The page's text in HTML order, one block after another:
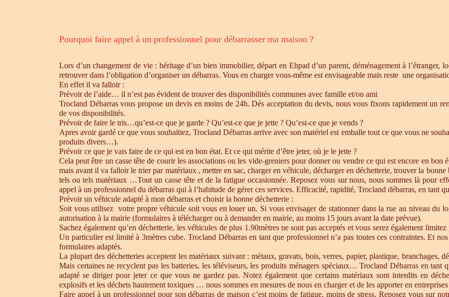
Pourquoi faire appel à un professionnel pour débarrasser ma maison ?
Lors d’un changement de vie : héritage d’un bien immobilier, départ en Ehpad d’un parent, déménagement à
retrouver dans l’obligation d’organiser un débarras. Vous en charger vous-même est envisageable mais reste une
En effet il va falloir :
Prévoir de l’aide… il n’est pas évident de trouver des disponibilités communes avec famille et/ou ami
Trocland Débarras vous propose un devis en moins de 24h. Dés acceptation du devis, nous vous fixons rapidement un
de vos disponibilités.
Prévoir de faire le tris…qu’est-ce que je garde ? Qu’est-ce que je jette ? Qu’est-ce que je vends ?
Apres avoir gardé ce que vous souhaitiez, Trocland Débarras arrive avec son matériel est emballe tout ce que vous ne
produits divers…).
Prévoir ce que je vais faire de ce qui est en bon état. Et ce qui mérite d’être jeter, où je le jette ?
Cela peut être un casse tête de courir les associations ou les vide-greniers pour donner ou vendre ce qui est encore en bon
mais avant il va falloir le trier par matériaux , mettre en sac, charger en véhicule, décharger en déchetterie, trouver la
tels ou tels matériaux …Tout un casse tête et de la fatigue occasionnée. Reposez vous sur nous, nous sommes là pour
appel à un professionnel du débarras qui à l’habitude de gérer ces services. Efficacité, rapidité, Trocland débarras, en tant
Prévoir un véhicule adapté à mon débarras et choisir la bonne déchetterie :
Soit vous utilisez votre propre véhicule soit vous en louer un. Si vous envisager de stationner dans la rue au niveau du
autorisation à la mairie (formulaires à télécharger ou à demander en mairie, au moins 15 jours avant la date prévue).
Sachez également qu’en déchetterie, les véhicules de plus 1.90mètres ne sont pas acceptés et vous serez également
Un particulier est limité à 3mètres cube. Trocland Débarras en tant que professionnel n’a pas toutes ces contraintes. Et
formulaires adaptés.
La plupart des déchetteries acceptent les matériaux suivant : métaux, gravats, bois, verres, papier, plastique, branchages,
Mais certaines ne recyclent pas les batteries, les téléviseurs, les produits ménagers spéciaux… Trocland Débarras en tant
adapté se diriger pour jeter ce que vous ne gardez pas. Notez également que certains matériaux sont interdits en
explosifs et les déchets hautement toxiques … nous sommes en mesures de nous en charger et de les apporter en
Faire appel à un professionnel pour son débarras de maison c’est moins de fatigue, moins de stress. Reposez vous sur